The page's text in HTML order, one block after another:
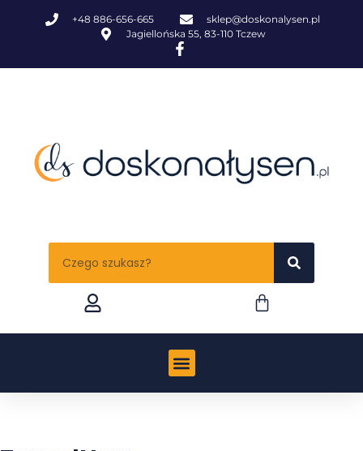
+48 886-656-665
sklep@doskonalysen.pl
Jagiellońska 55, 83-110 Tczew